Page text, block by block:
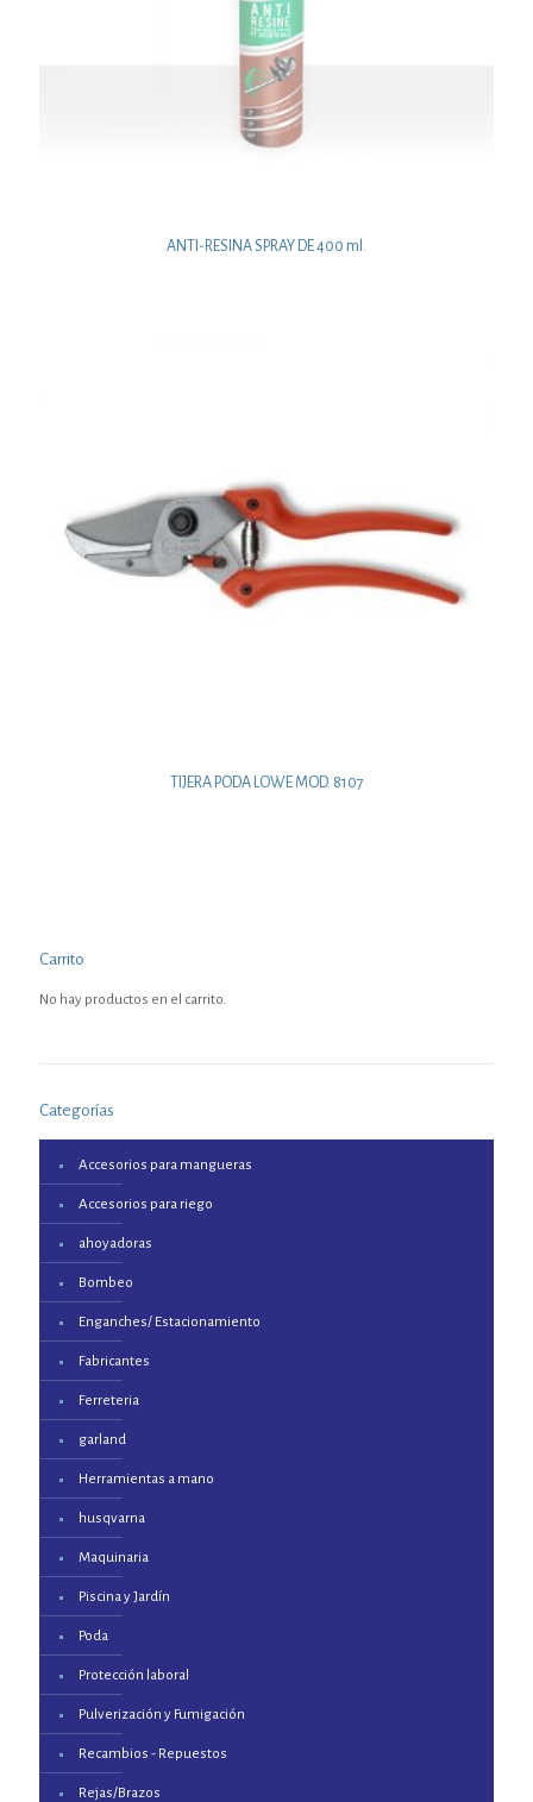
ANTI-RESINA SPRAY DE 400 ml.
TIJERA PODA LOWE MOD. 8107
Carrito
No hay productos en el carrito.
Categorías
Accesorios para mangueras
Accesorios para riego
ahoyadoras
Bombeo
Enganches/ Estacionamiento
Fabricantes
Ferreteria
garland
Herramientas a mano
husqvarna
Maquinaria
Piscina y Jardín
Poda
Protección laboral
Pulverización y Fumigación
Recambios - Repuestos
Rejas/Brazos